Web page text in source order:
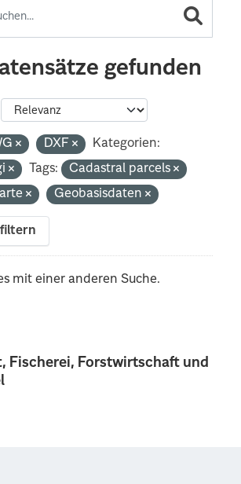
Fischerei, Forstwirtschaft und
gefunden
DXF
Kategorien:
Tags:
Cadastral parcels
Geobasisdaten
filtern
mit einer anderen Suche.